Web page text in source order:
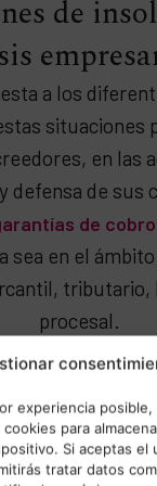
experiencia posible,
para
Si aceptas el
tratar datos
de
a los
situaciones
en las
defensa de sus
de cobro
sea en el
tributario,
procesal.
coordina con
de la gestión
y otros
los elementos